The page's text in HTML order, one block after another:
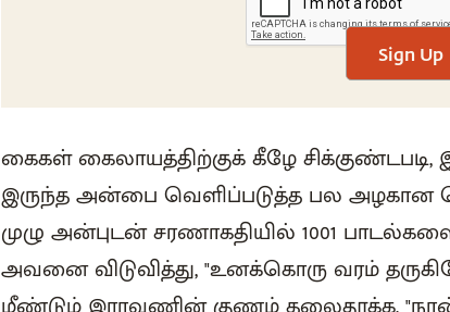
Sign Up
கைகள் கைலாயத்திற்குக் கீழே
இருந்த அன்பை வெளிப்படுத்த பல அழகான
முழு அன்புடன் சரணாகதியில் 1001
அவனை விடுவித்து, "உனக்கொரு வரம்